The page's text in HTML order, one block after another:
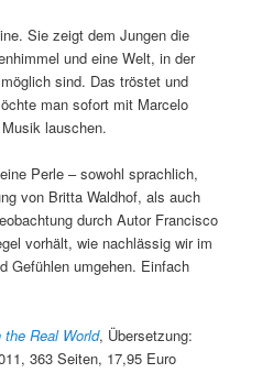
Sie zeigt dem Jungen die
und eine Welt, in der
sind. Das tröstet und
man sofort mit Marcelo
lauschen.
Perle – sowohl sprachlich,
von Britta Waldhof, als auch
durch Autor Francisco
vorhält, wie nachlässig wir im
Gefühlen umgehen. Einfach
the Real World, Übersetzung:
363 Seiten, 17,95 Euro